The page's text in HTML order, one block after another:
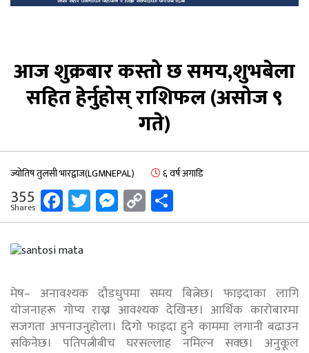
आज शुक्रबार कस्तो छ समय,शुभबेला
सहित हेर्नुहोस् राशिफल (असोज ९
गते)
ज्योतिष तुलसी भारद्वाज(LGMNEPAL) ६ वर्ष अगाडि
355
Shares Facebook
Twitter
Messenger
Copy
Link
मेष– अनावश्यक दौडधुपमा समय बित्नेछ। फाइदाका लागि
योजनाहरू गोप्य राख्न आवश्यक देखिन्छ। आर्थिक कारोबारमा
सजगता अपनाउनुहोला। दिगो फाइदा हुने काममा लगानी बढाउन
सकिनेछ। पतिपत्नीबीच घरसल्लाह नमिल्न सक्छ। अनुकूल